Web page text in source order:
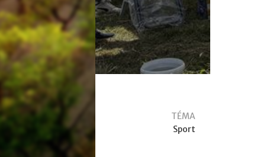
TÉMA
Sport